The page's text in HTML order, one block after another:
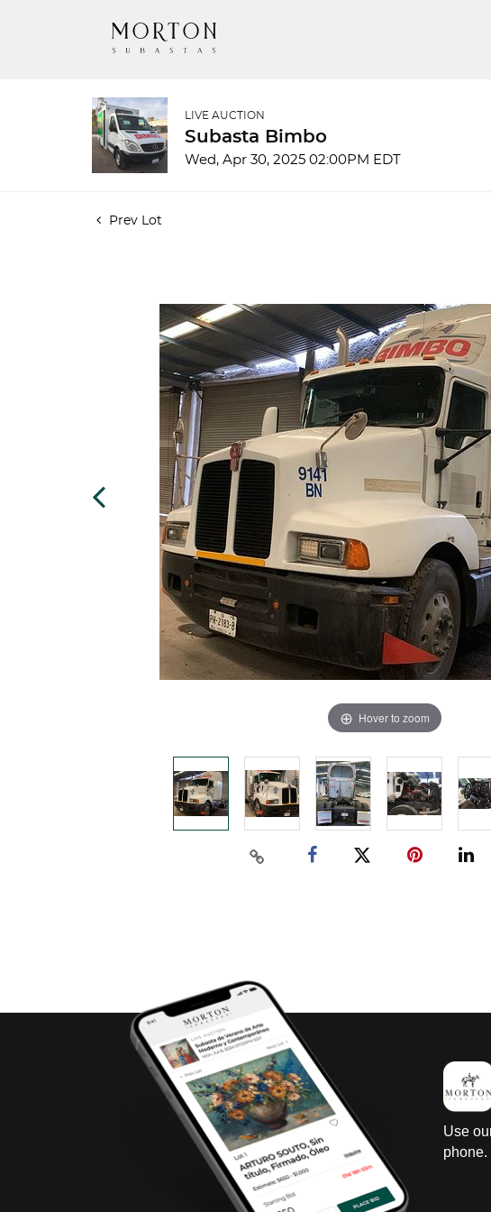
LIVE AUCTION
Subasta Bimbo
Wed, Apr 30, 2025 02:00PM EDT
Prev Lot
Hover to zoom
Use
phone.